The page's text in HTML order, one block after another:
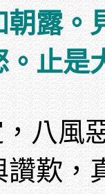
朝露。
。止是
八風
讚歎，